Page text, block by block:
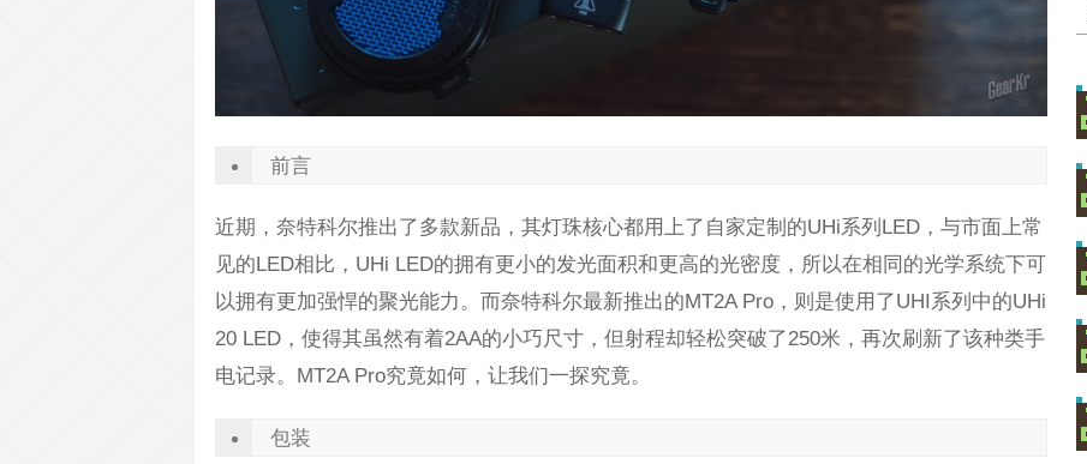
前言
近期，奈特科尔推出了多款新品，其灯珠核心都用上了自家定制的UHi系列LED，与市面上常
见的LED相比，UHi LED的拥有更小的发光面积和更高的光密度，所以在相同的光学系统下可
以拥有更加强悍的聚光能力。而奈特科尔最新推出的MT2A Pro，则是使用了UHI系列中的UHi
20 LED，使得其虽然有着2AA的小巧尺寸，但射程却轻松突破了250米，再次刷新了该种类手
电记录。MT2A Pro究竟如何，让我们一探究竟。
包装